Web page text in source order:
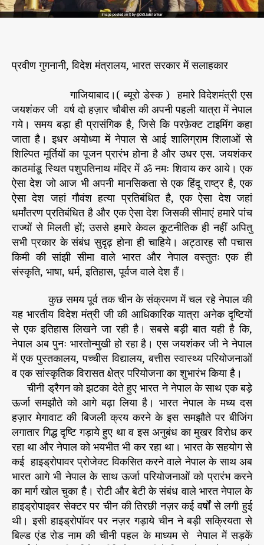
य
ने
पा
ल
से
प
शु
प
ति
ना
थ
जी
ने
भे
,
अ
ध्या
में
शा
ग्रा
म
की
ड़ी
ब
ड़ी
च
ट्टा
नें
जि
स
प्रवीण गुगनानी, विदेश मंत्रालय, भारत सरकार में सलाहकार
गाजियाबाद।( ब्यूरो डेस्क ) हमारे विदेशमंत्री एस
जयशंकर जी वर्ष दो हज़ार चौबीस की अपनी पहली यात्रा में नेपाल
गये। समय बड़ा ही प्रासंगिक है, जिसे कि परफ़ेक्ट टाइमिंग कहा
जाता है। इधर अयोध्या में नेपाल से आई शालिग्राम शिलाओं से
शिल्पित मूर्तियों का पूजन प्रारंभ होना है और उधर एस. जयशंकर
काठमांडू स्थित पशुपतिनाथ मंदिर में ॐ नमः शिवाय कर आये। एक
ऐसा देश जो आज भी अपनी मानसिकता से एक हिंदू राष्ट्र है, एक
ऐसा देश जहां गौवंश हत्या प्रतिबंधित है, एक ऐसा देश जहां
धर्मांतरण प्रतिबंधित है और एक ऐसा देश जिसकी सीमाएं हमारे पांच
राज्यों से मिलती हों; उससे हमारे केवल कूटनीतिक ही नहीं अपितु
सभी प्रकार के संबंध सुदृढ़ होना ही चाहिये। अट्ठारह सौ पचास
किमी की सांझी सीमा वाले भारत और नेपाल वस्तुतः एक ही
संस्कृति, भाषा, धर्म, इतिहास, पूर्वज वाले देश हैं।
कुछ समय पूर्व तक चीन के संक्रमण में चल रहे नेपाल की
यह भारतीय विदेश मंत्री जी की आधिकारिक यात्रा अनेक दृष्टियों
से एक इतिहास लिखने जा रही है। सबसे बड़ी बात यही है कि,
नेपाल अब पुनः भारतोन्मुखी हो रहा है। एस जयशंकर जी ने नेपाल
में एक पुस्तकालय, पच्चीस विद्यालय, बत्तीस स्वास्थ्य परियोजनाओं
व एक सांस्कृतिक विरासत क्षेत्र परियोजना का शुभारंभ किया है।
चीनी ड्रैगन को झटका देते हुए भारत ने नेपाल के साथ एक बड़े
ऊर्जा समझौते को आगे बढ़ा लिया है। भारत नेपाल के मध्य दस
हज़ार मेगावाट की बिजली क्रय करने के इस समझौते पर बीजिंग
लगातार गिद्ध दृष्टि गड़ाये हुए था व इस अनुबंध का मुखर विरोध कर
रहा था और नेपाल को भयभीत भी कर रहा था। भारत के सहयोग से
कई हाइड्रोपावर प्रोजेक्ट विकसित करने वाले नेपाल के साथ अब
भारत आगे भी नेपाल के साथ ऊर्जा परियोजनाओं को प्रारंभ करने
का मार्ग खोल चुका है। रोटी और बेटी के संबंध वाले भारत नेपाल के
हाइड्रोपाइवर सेक्टर पर चीन की तिरछी नज़र कई वर्षों से लगी हुई
थी। इसी हाइड्रोपॉवर पर नज़र गड़ाये चीन ने बड़ी सक्रियता से
बिल्ड एंड रोड नाम की चीनी पहल के माध्यम से नेपाल में सड़कें